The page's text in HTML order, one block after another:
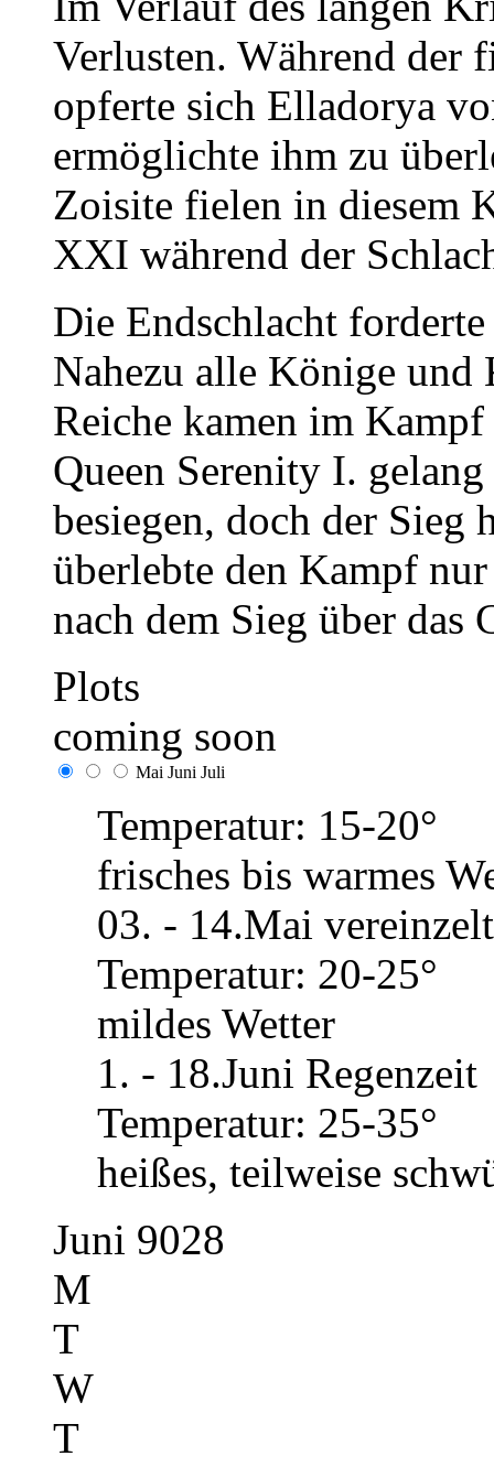
Verlusten. Während der
opferte sich Elladorya
ermöglichte ihm zu
Zoisite fielen in diesem
XXI während der
Die Endschlacht
Nahezu alle Könige
Reiche kamen im
Queen Serenity I.
besiegen, doch der Sieg
überlebte den Kampf
nach dem Sieg über das
Plots
coming soon
Mai Juni Juli
Temperatur: 15-20°
frisches bis warmes
03. - 14.Mai
Temperatur: 20-25°
mildes Wetter
1. - 18.Juni Regenzeit
Temperatur: 25-35°
heißes, teilweise
Juni 9028
M
T
W
T